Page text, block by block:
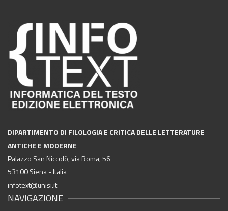
DIPARTIMENTO DI FILOLOGIA E CRITICA DELLE LETTERATURE
ANTICHE E MODERNE
Palazzo San Niccolò, via Roma, 56
53100 Siena - Italia
infotext@unisi.it
NAVIGAZIONE